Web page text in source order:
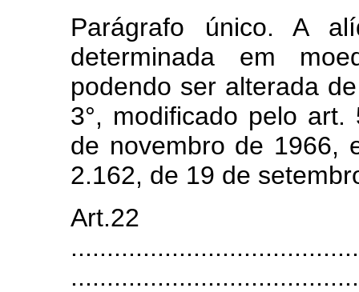
Parágrafo único. A
determinada em
podendo ser alterada
3°, modificado pelo
de novembro de 1966,
2.162, de 19 de
Art.22